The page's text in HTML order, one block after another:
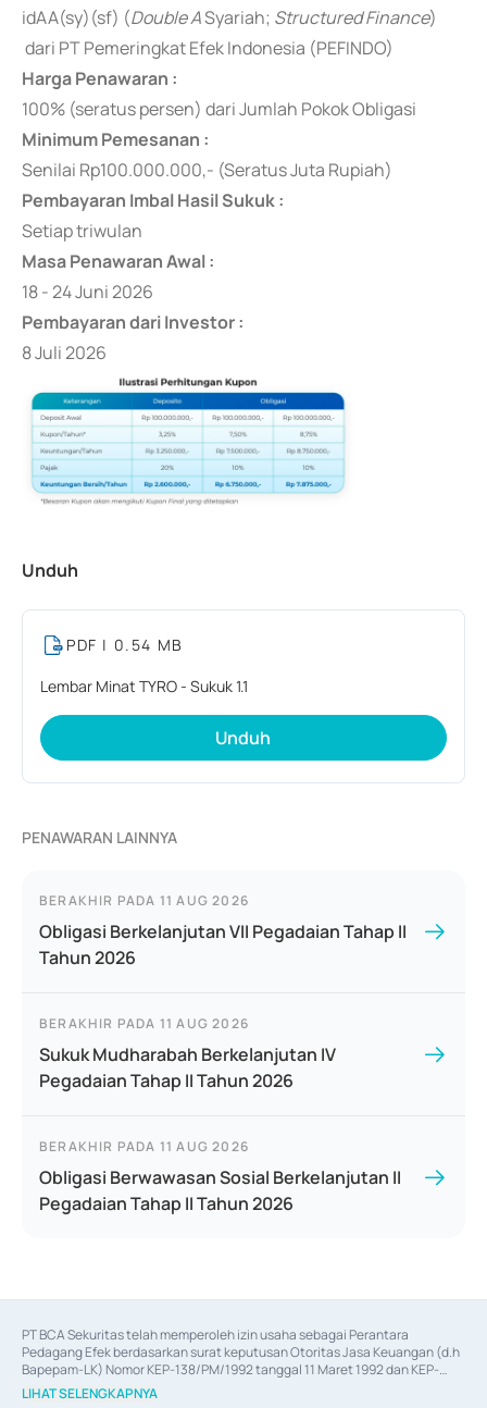
idAA(sy)(sf) (Double ASyariah; Structured Finance)
dari PT Pemeringkat Efek Indonesia (PEFINDO)
Harga Penawaran :
100% (seratus persen) dari Jumlah Pokok Obligasi
Minimum Pemesanan :
Senilai Rp100.000.000,- (Seratus Juta Rupiah)
Pembayaran Imbal Hasil Sukuk :
Setiap triwulan
Masa Penawaran Awal :
18 - 24 Juni 2026
Pembayaran dari Investor :
8 Juli 2026
Unduh
PDF | 0.54 MB
Lembar Minat TYRO - Sukuk 1.1
Unduh
PENAWARAN LAINNYA
BERAKHIR PADA 11 AUG 2026
Obligasi Berkelanjutan VII Pegadaian Tahap II
Tahun 2026
BERAKHIR PADA 11 AUG 2026
Sukuk Mudharabah Berkelanjutan IV
Pegadaian Tahap II Tahun 2026
BERAKHIR PADA 11 AUG 2026
Obligasi Berwawasan Sosial Berkelanjutan II
Pegadaian Tahap II Tahun 2026
PT BCA Sekuritas telah memperoleh izin usaha sebagai Perantara
Pedagang Efek berdasarkan surat keputusan Otoritas Jasa Keuangan (d.h
Bapepam-LK) Nomor KEP-138/PM/1992 tanggal 11 Maret 1992 dan KEP-
06/D.04/2014 tanggal 28 Februari 2014, izin usaha sebagai Penjamin Emisi
LIHAT SELENGKAPNYA